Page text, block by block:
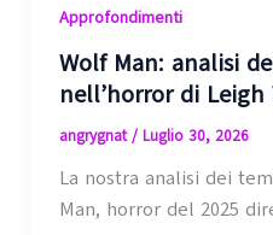
Approfondimenti
Wolf Man: analisi
nell’horror di
angrygnat/ Luglio 30, 2026
La nostra analisi dei
Man, horror del 2025